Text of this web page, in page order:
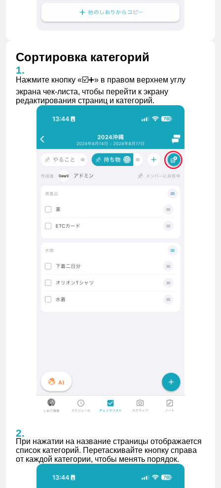
Сортировка категорий
Нажмите кнопку «☑️➕» в правом верхнем углу
экрана чек-листа, чтобы перейти к экрану
редактирования страниц и категорий.
При нажатии на название страницы отображается
список категорий. Перетаскивайте кнопку справа
от каждой категории, чтобы менять порядок.